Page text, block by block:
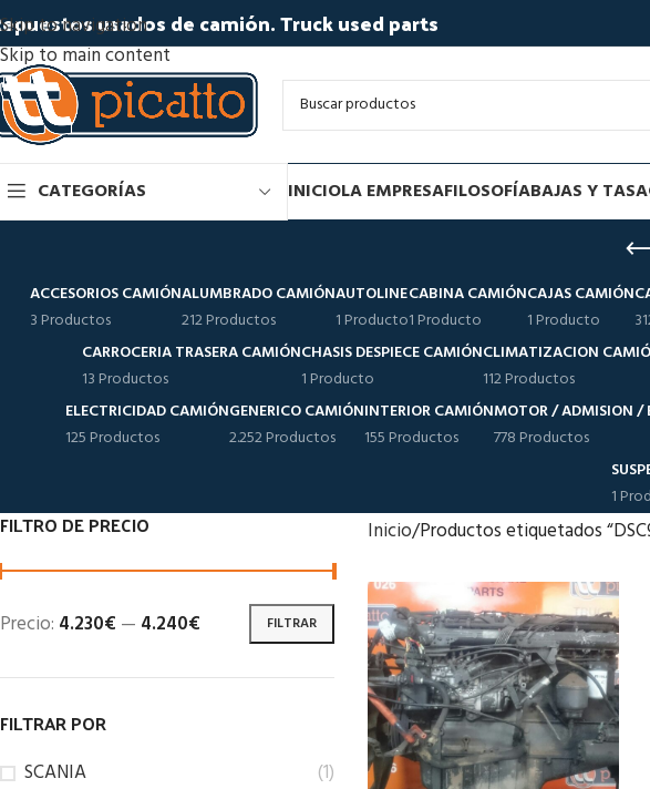
Skip to navigation
Skip to main content
usados de camión. Truck used parts
CATEGORÍAS INICIOLA EMPRESAFILOSOFÍABAJAS Y
ACCESORIOS CAMIÓN
3 Productos
ALUMBRADO CAMIÓN
212 Productos
AUTOLINE
1 Producto
CABINA CAMIÓN
1 Producto
CAJAS CAMIÓN
1 Producto
CARROCERIA TRASERA CAMIÓN
13 Productos
CHASIS DESPIECE CAMIÓN
1 Producto
CLIMATIZACION
112 Productos
ELECTRICIDAD CAMIÓN
125 Productos
GENERICO CAMIÓN
2.252 Productos
INTERIOR CAMIÓN
155 Productos
MOTOR / ADMISION /
778 Productos
1
FILTRO DE PRECIO
FILTRAR
Precio: 4.230€ — 4.240€
FILTRAR POR
SCANIA (1)
Inicio Productos etiquetados